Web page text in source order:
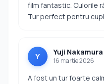
film fantastic. Culorile
Tur perfect pentru
Y Yuji Nakamura
16 martie 2026
A fost un tur foarte